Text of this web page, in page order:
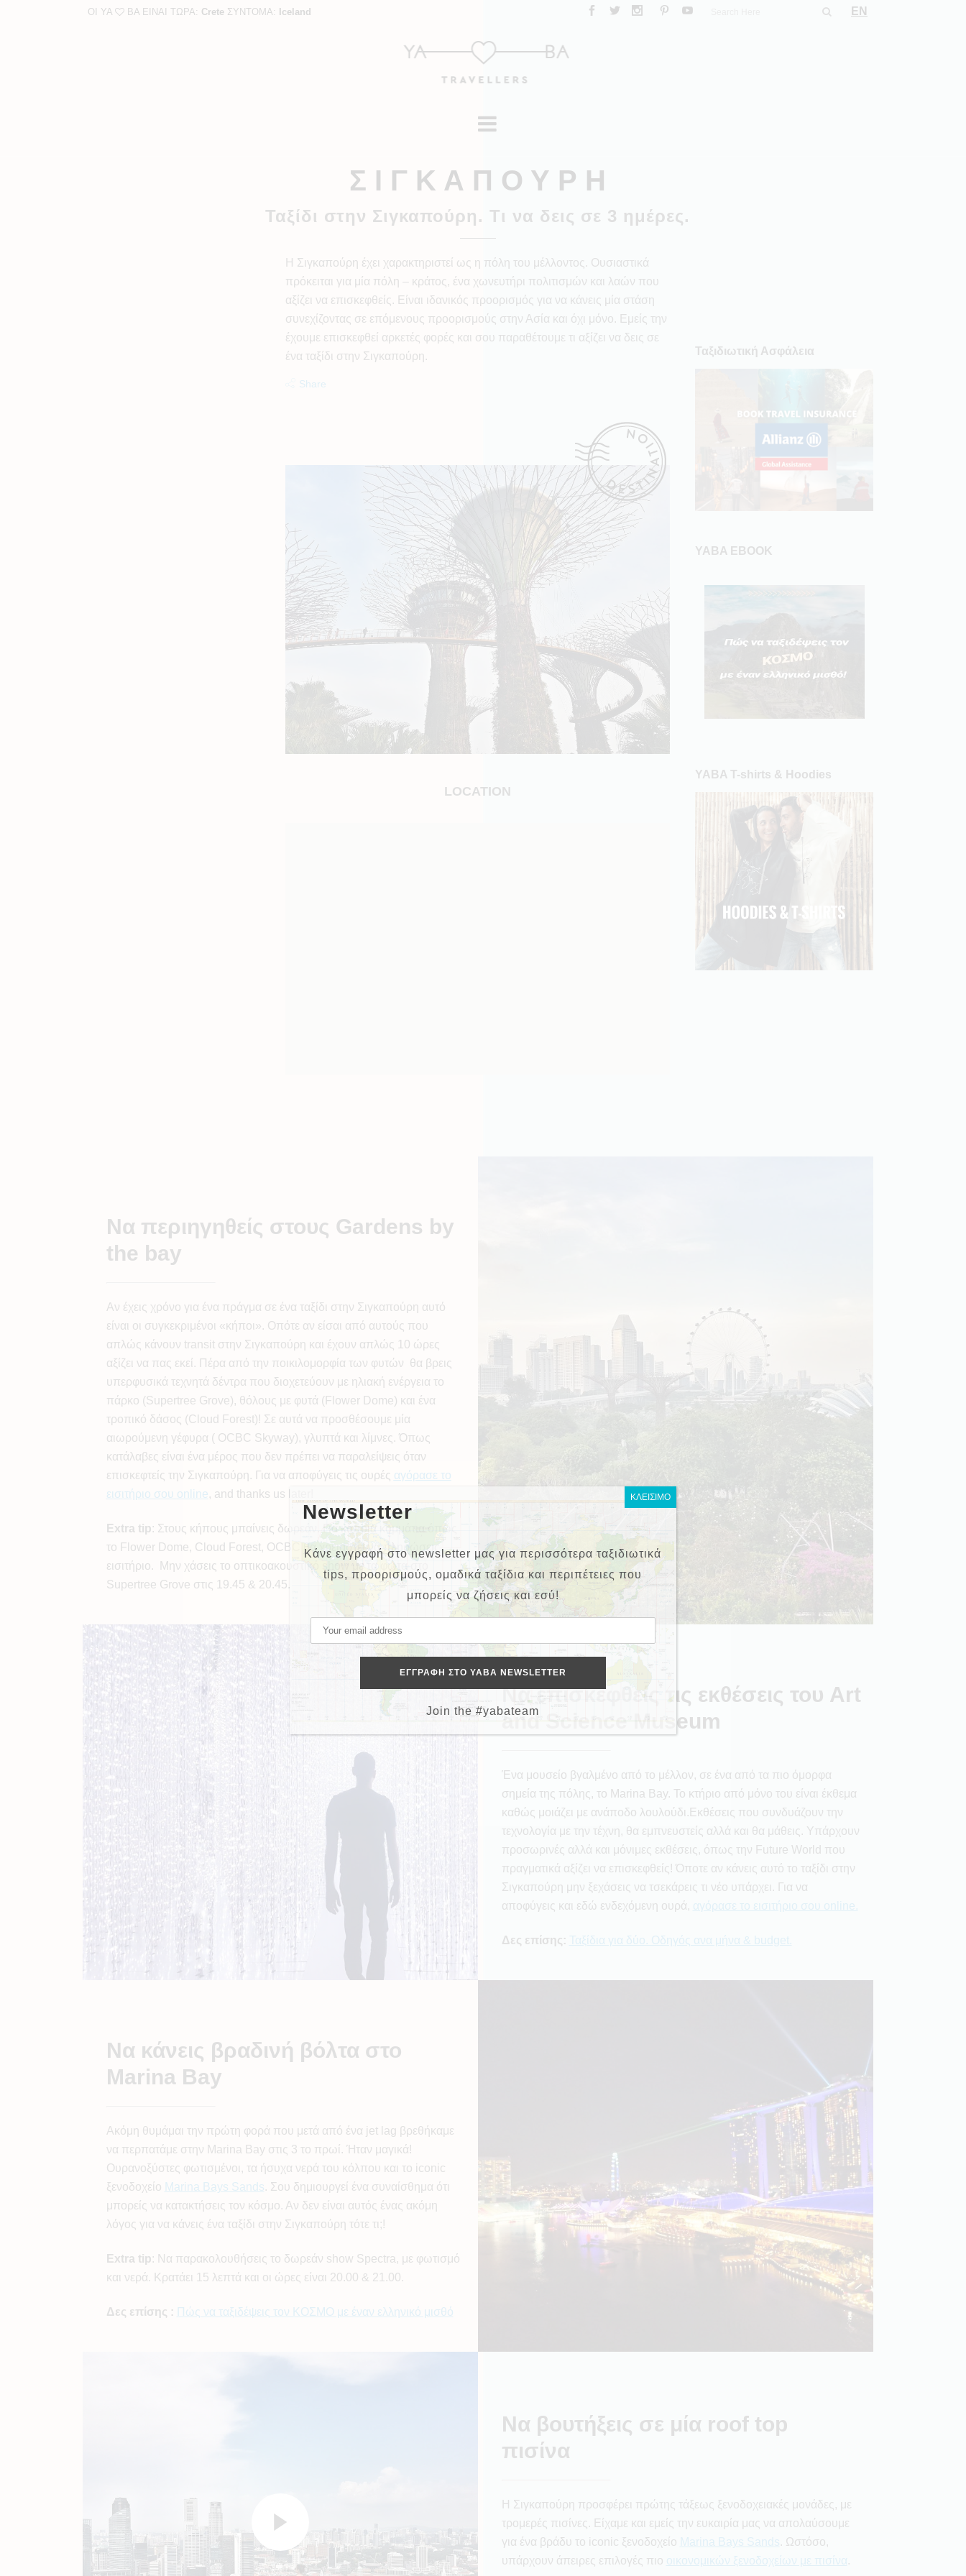
ΟΙ YA BA ΕΙΝΑΙ ΤΩΡΑ: Crete ΣΥΝΤΟΜΑ: Iceland EN
Σ Ι Γ Κ Α Π Ο Υ Ρ Η
Ταξίδι στην Σιγκαπούρη. Τι να δεις σε 3 ημέρες.
Η Σιγκαπούρη έχει χαρακτηριστεί ως η πόλη του μέλλοντος. Ουσιαστικά
πρόκειται για μία πόλη – κράτος, ένα χωνευτήρι πολιτισμών και λαών που
αξίζει να επισκεφθείς. Είναι ιδανικός προορισμός για να κάνεις μία στάση
συνεχίζοντας σε επόμενους προορισμούς στην Ασία και όχι μόνο. Εμείς την
έχουμε επισκεφθεί αρκετές φορές και σου παραθέτουμε τι αξίζει να δεις σε
ένα ταξίδι στην Σιγκαπούρη.
Share
LOCATION
Ταξιδιωτική Ασφάλεια
YABA EBOOK
YABA T-shirts & Hoodies
Να περιηγηθείς στους Gardens by
the bay
Αν έχεις χρόνο για ένα πράγμα σε ένα ταξίδι στην Σιγκαπούρη αυτό
είναι οι συγκεκριμένοι «κήποι». Οπότε αν είσαι από αυτούς που
απλώς κάνουν transit στην Σιγκαπούρη και έχουν απλώς 10 ώρες
αξίζει να πας εκεί. Πέρα από την ποικιλομορφία των φυτών θα βρεις
υπερφυσικά τεχνητά δέντρα που διοχετεύουν με ηλιακή ενέργεια το
πάρκο (Supertree Grove), θόλους με φυτά (Flower Dome) και ένα
τροπικό δάσος (Cloud Forest)! Σε αυτά να προσθέσουμε μία
αιωρούμενη γέφυρα ( OCBC Skyway), γλυπτά και λίμνες. Όπως
κατάλαβες είναι ένα μέρος που δεν πρέπει να παραλείψεις όταν
επισκεφτείς την Σιγκαπούρη. Για να αποφύγεις τις ουρές αγόρασε το
εισιτήριο σου online, and thanks us later!
Extra tip: Στους κήπους μπαίνεις δωρεάν. Για κάποια κομμάτια όπως
το Flower Dome, Cloud Forest, OCBC θα χρειαστεί να πληρώσεις
εισιτήριο. Μην χάσεις το οπτικοακουστικό show με τα φώτα στo
Supertree Grove στις 19.45 & 20.45.
Να επισκεφθείς τις εκθέσεις του Art
and Science Museum
Ένα μουσείο βγαλμένο από το μέλλον, σε ένα από τα πιο όμορφα
σημεία της πόλης, το Marina Bay. Το κτήριο από μόνο του είναι έκθεμα
καθώς μοιάζει με ανάποδο λουλούδι.Εκθέσεις που συνδυάζουν την
τεχνολογία με την τέχνη, θα εμπνευστείς αλλά και θα μάθεις. Υπάρχουν
προσωρινές αλλά και μόνιμες εκθέσεις, όπως την Future World που
πραγματικά αξίζει να επισκεφθείς! Όποτε αν κάνεις αυτό το ταξίδι στην
Σιγκαπούρη μην ξεχάσεις να τσεκάρεις τι νέο υπάρχει. Για να
αποφύγεις και εδώ ενδεχόμενη ουρά, αγόρασε το εισιτήριο σου online.
Δες επίσης: Ταξίδια για δύο. Οδηγός ανα μήνα & budget.
Να κάνεις βραδινή βόλτα στο
Marina Bay
Ακόμη θυμάμαι την πρώτη φορά που μετά από ένα jet lag βρεθήκαμε
να περπατάμε στην Marina Bay στις 3 το πρωί. Ήταν μαγικά!
Ουρανοξύστες φωτισμένοι, τα ήσυχα νερά του κόλπου και το iconic
ξενοδοχείο Marina Bays Sands. Σου δημιουργεί ένα συναίσθημα ότι
μπορείς να κατακτήσεις τον κόσμο. Αν δεν είναι αυτός ένας ακόμη
λόγος για να κάνεις ένα ταξίδι στην Σιγκαπούρη τότε τι;!
Extra tip: Να παρακολουθήσεις το δωρεάν show Spectra, με φωτισμό
και νερά. Κρατάει 15 λεπτά και οι ώρες είναι 20.00 & 21.00.
Δες επίσης : Πώς να ταξιδέψεις τον ΚΟΣΜΟ με έναν ελληνικό μισθό
Να βουτήξεις σε μία roof top
πισίνα
Η Σιγκαπούρη προσφέρει πρώτης τάξεως ξενοδοχειακές μονάδες, με
τρομερές πισίνες. Είχαμε και εμείς την ευκαιρία μας να απολαύσουμε
για ένα βράδυ το iconic ξενοδοχείο Marina Bays Sands. Ωστόσο,
υπάρχουν άπειρες επιλογές πιο οικονομικών ξενοδοχείων με πισίνα.
Newsletter
Κάνε εγγραφή στο newsletter μας για περισσότερα ταξιδιωτικά
tips, προορισμούς, ομαδικά ταξίδια και περιπέτειες που
μπορείς να ζήσεις και εσύ!
Join the #yabateam
ΚΛΕΙΣΙΜΟ